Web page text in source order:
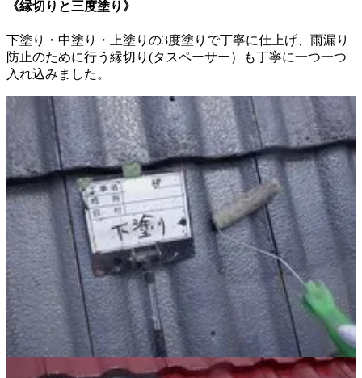
《縁切りと三度塗り》
下塗り・中塗り・上塗りの3度塗りで丁寧に仕上げ、雨漏り
防止のために行う縁切り(タスペーサー）も丁寧に一つ一つ
入れ込みました。